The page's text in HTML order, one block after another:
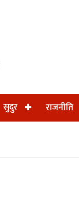
सुदुर राजनीति